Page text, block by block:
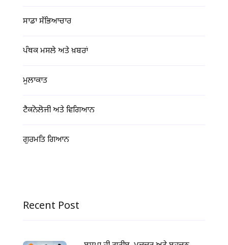
ਸਾਡਾ ਸੱਭਿਆਚਾਰ
ਪੰਥਕ ਮਸਲੇ ਅਤੇ ਖ਼ਬਰਾਂ
ਮੁਲਾਕਾਤ
ਟੈਕਨੋਲੋਜੀ ਅਤੇ ਵਿਗਿਆਨ
ਗੁਰਮਤਿ ਗਿਆਨ
Recent Post